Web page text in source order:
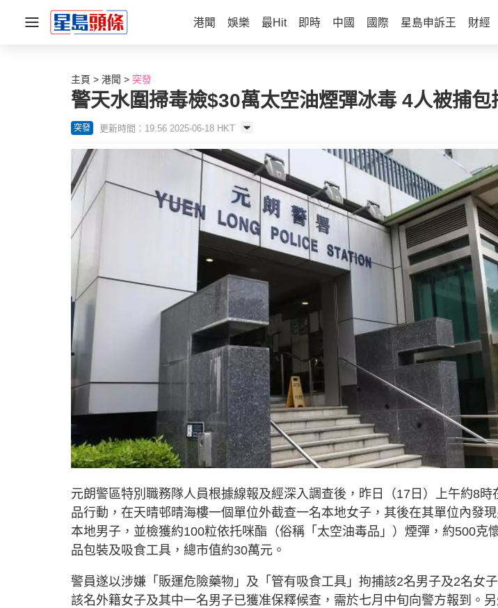
港聞 娛樂 最Hit 即時 中國 國際 星島申訴王 財經
主頁 港聞 突發
警天水圍掃毒檢$30萬太空油煙彈冰毒 4人被捕
突發 更新時間：19:56 2025-06-18 HKT
元朗警區特別職務隊人員根據線報及經深入調查後，昨日（17日）上午約8
品行動，在天晴邨晴海樓一個單位外截查一名本地女子，其後在其單位內發
本地男子，並檢獲約100粒依托咪酯（俗稱「太空油毒品」）煙彈，約500克
品包裝及吸食工具，總市值約30萬元。
警員遂以涉嫌「販運危險藥物」及「管有吸食工具」拘捕該2名男子及2名女
該名外籍女子及其中一名男子已獲准保釋候查，需於七月中旬向警方報到。